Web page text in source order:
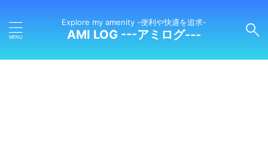
Explore my amenity -便利や快適を追求-
AMI LOG ---アミログ---